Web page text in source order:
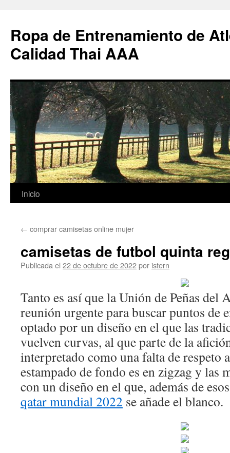
Ropa de Entrenamiento de
Calidad Thai AAA
Saltar
contenido
Inicio
← comprar camisetas online mujer
camisetas de futbol quinta
Publicada el 22 de octubre de 2022por istern
Tanto es así que la Unión de Peñas del
reunión urgente para buscar puntos de
optado por un diseño en el que las
vuelven curvas, al que parte de la
interpretado como una falta de respeto
estampado de fondo es en zigzag y las
con un diseño en el que, además de
qatar mundial 2022 se añade el blanco.